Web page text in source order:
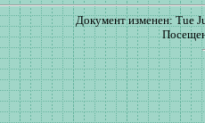
Документ изменен: Tue